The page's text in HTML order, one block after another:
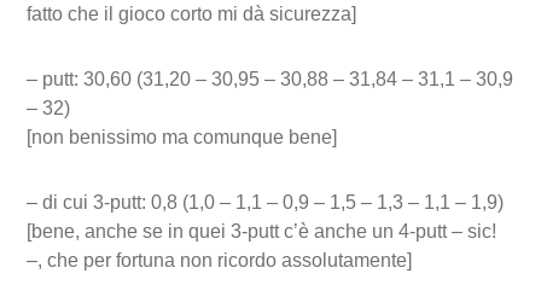
fatto che il gioco corto mi dà sicurezza]
– putt: 30,60 (31,20 – 30,95 – 30,88 – 31,84 – 31,1 – 30,9
– 32)
[non benissimo ma comunque bene]
– di cui 3-putt: 0,8 (1,0 – 1,1 – 0,9 – 1,5 – 1,3 – 1,1 – 1,9)
[bene, anche se in quei 3-putt c’è anche un 4-putt – sic!
–, che per fortuna non ricordo assolutamente]